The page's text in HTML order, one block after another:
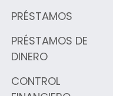
PRÉSTAMOS
PRÉSTAMOS DE
DINERO
CONTROL